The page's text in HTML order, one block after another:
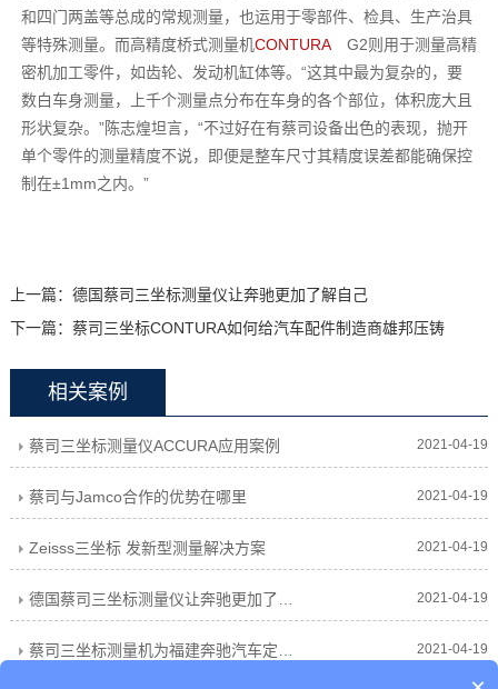
和四门两盖等总成的常规测量，也运用于零部件、检具、生产治具
等特殊测量。而高精度桥式测量机CONTURAG2则用于测量高精
密机加工零件，如齿轮、发动机缸体等。“这其中最为复杂的，要
数白车身测量，上千个测量点分布在车身的各个部位，体积庞大且
形状复杂。”陈志煌坦言，“不过好在有蔡司设备出色的表现，抛开
单个零件的测量精度不说，即便是整车尺寸其精度误差都能确保控
制在±1mm之内。”
上一篇： 德国蔡司三坐标测量仪让奔驰更加了解自己
下一篇： 蔡司三坐标CONTURA如何给汽车配件制造商雄邦压铸
相关案例
蔡司三坐标测量仪ACCURA应用案例 2021-04-19
蔡司与Jamco合作的优势在哪里 2021-04-19
Zeisss三坐标 发新型测量解决方案 2021-04-19
德国蔡司三坐标测量仪让奔驰更加了解自己 2021-04-19
蔡司三坐标测量机为福建奔驰汽车定制方案 2021-04-19